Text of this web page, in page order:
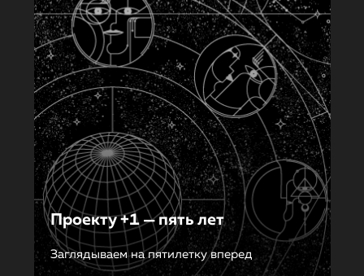
Проекту +1 — пять лет
Заглядываем на пятилетку вперед